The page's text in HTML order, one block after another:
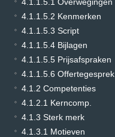
4.1.1.5.2 Kenmerken
4.1.1.5.3 Script
4.1.1.5.4 Bijlagen
4.1.1.5.5 Prijsafspraken
4.1.1.5.6 Offertegesprek
4.1.2 Competenties
4.1.2.1 Kerncomp.
4.1.3 Sterk merk
4.1.3.1 Motieven